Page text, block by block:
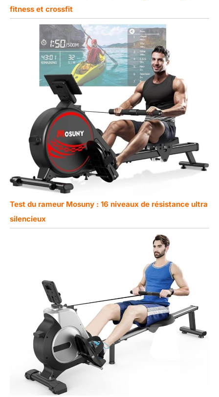
fitness et crossfit
Test du rameur Mosuny : 16 niveaux de résistance ultra
silencieux